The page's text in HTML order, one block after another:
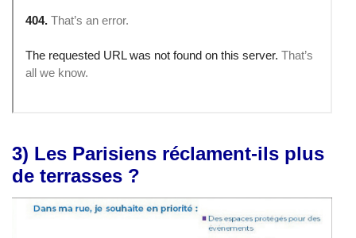
3) Les Parisiens réclament-ils plus
de terrasses ?